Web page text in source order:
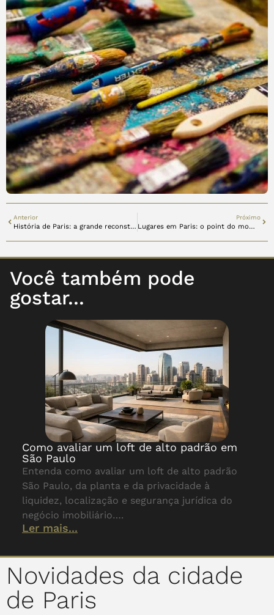
Anterior
História de Paris: a grande reconstrução
Próximo
Lugares em Paris: o point do momento
Você também pode
gostar...
Como avaliar um loft de alto padrão em
São Paulo
Entenda como avaliar um loft de alto padrão
São Paulo, da planta e da privacidade à
liquidez, localização e segurança jurídica do
negócio imobiliário….
Ler mais...
Novidades da cidade
de Paris